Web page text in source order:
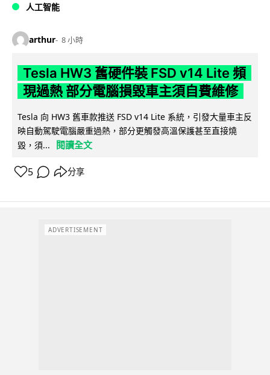
人工智能
arthur 8 小時
Tesla HW3 舊硬件裝 FSD v14 Lite 頻
現過熱 部分電腦損毀車主須自費維修
Tesla 向 HW3 舊車款推送 FSD v14 Lite 系統，引發大量車主反
映自動駕駛電腦嚴重過熱，部分更觸發高溫保護甚至直接燒
毀，須...
閱讀全文
5 分享
ADVERTISEMENT